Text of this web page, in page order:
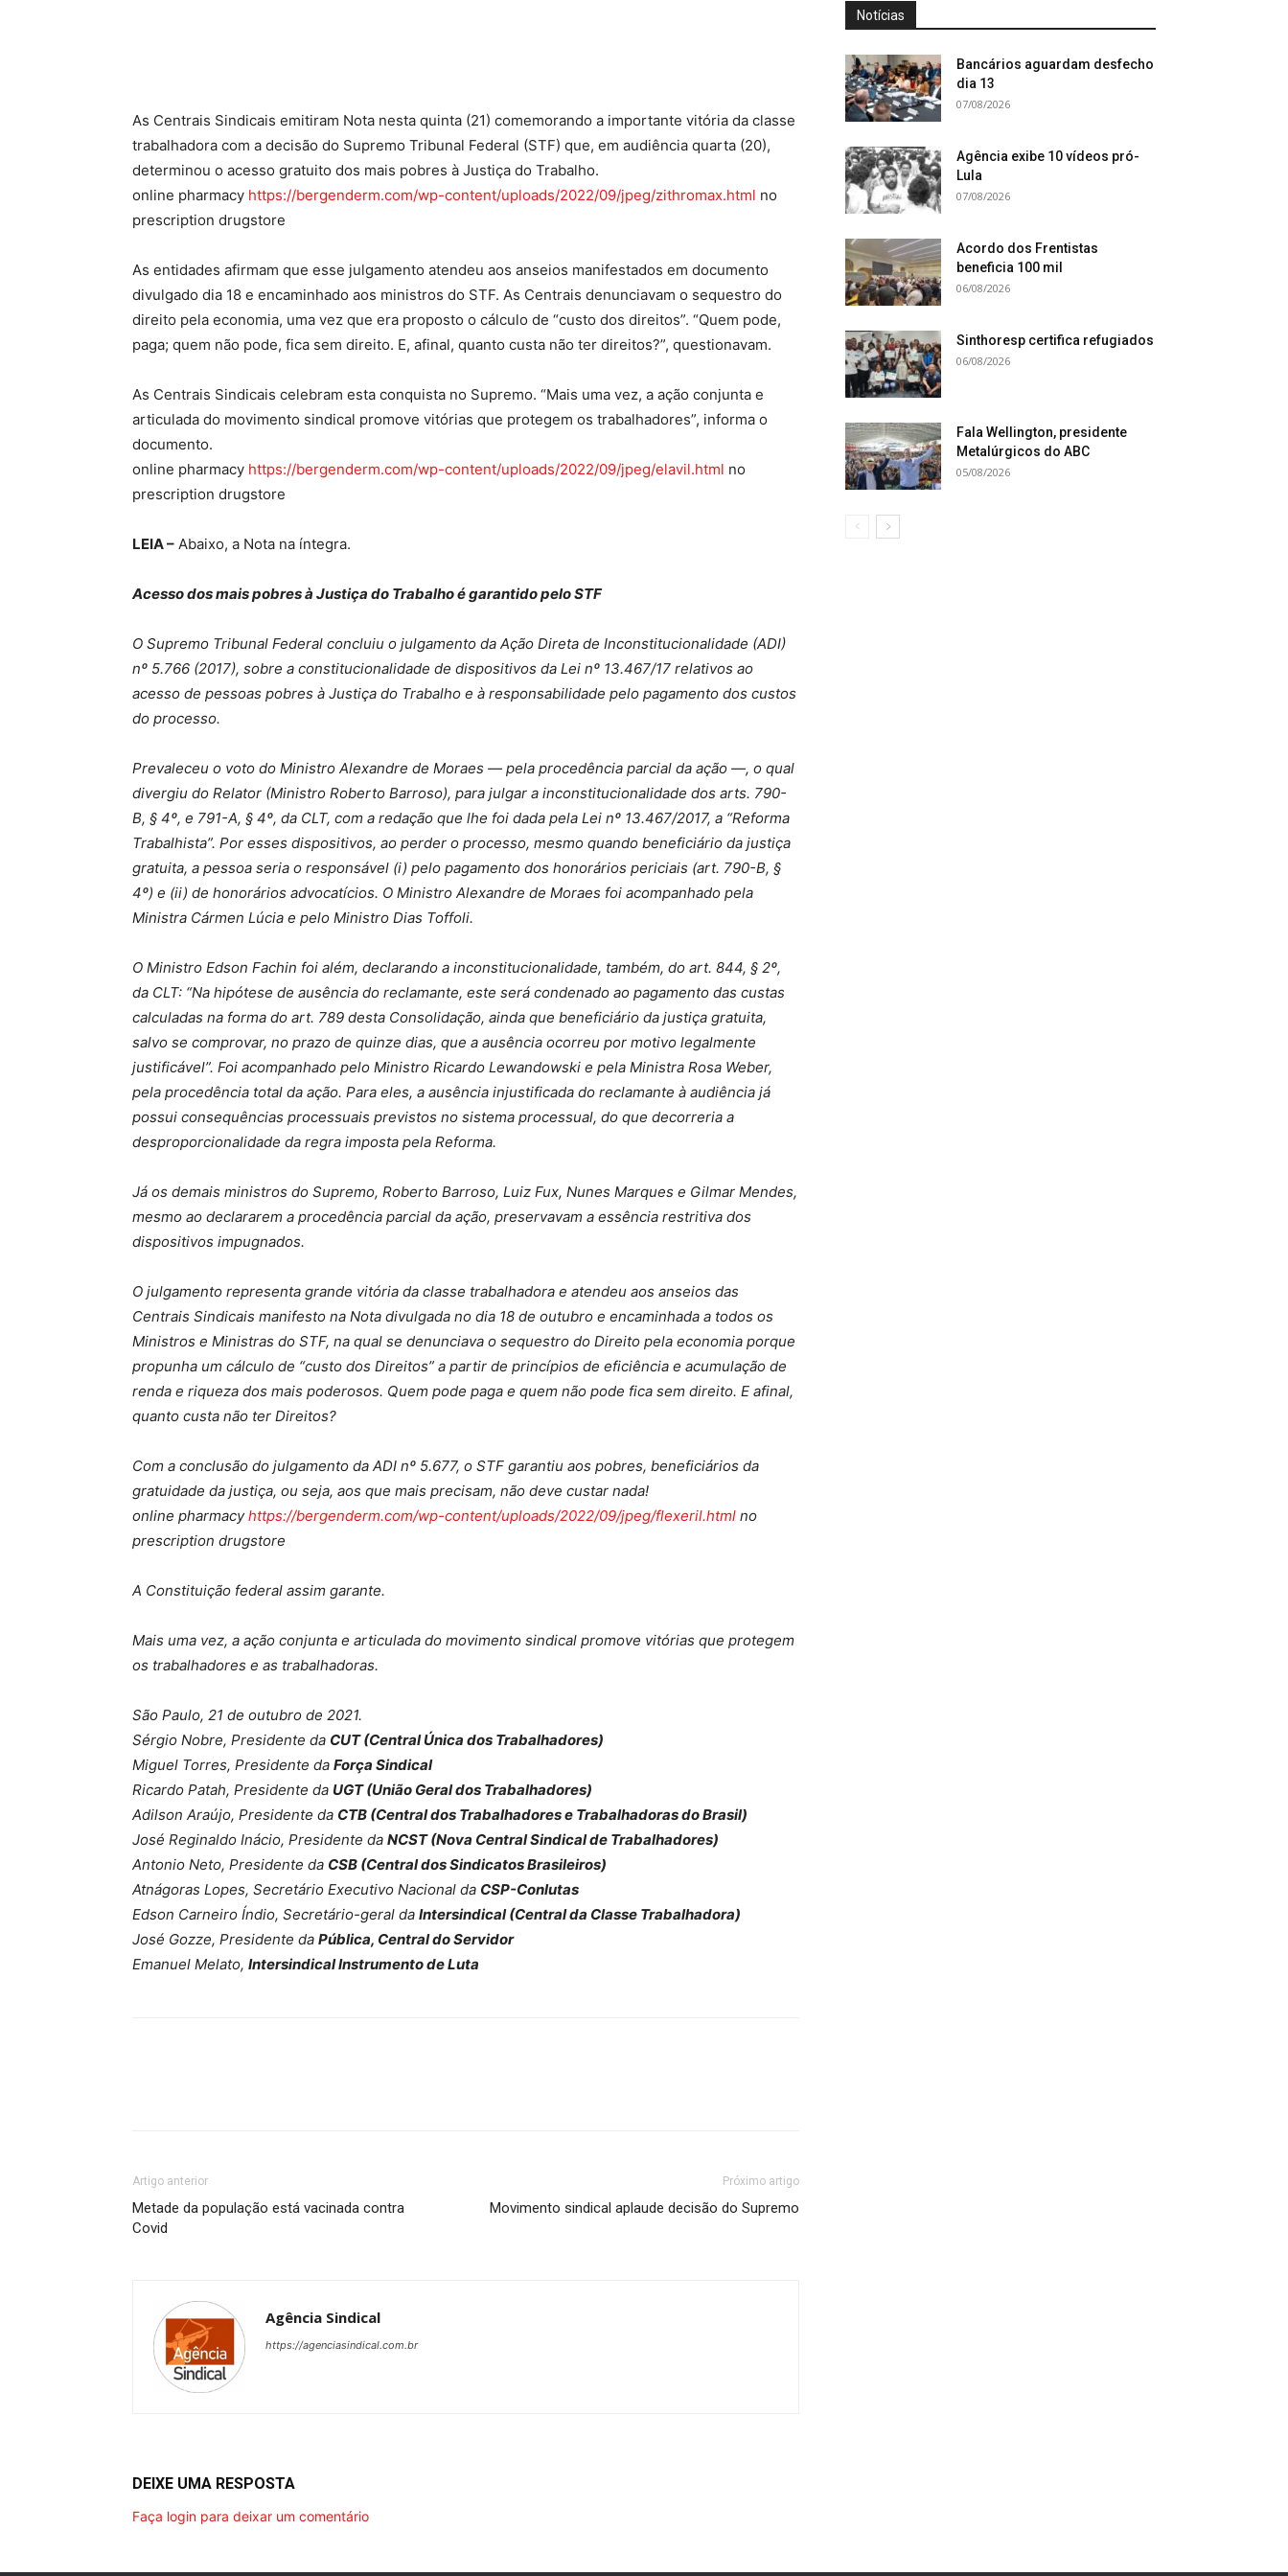
As Centrais Sindicais emitiram Nota nesta quinta (21) comemorando a importante vitória da classe
trabalhadora com a decisão do Supremo Tribunal Federal (STF) que, em audiência quarta (20),
determinou o acesso gratuito dos mais pobres à Justiça do Trabalho.
online pharmacy https://bergenderm.com/wp-content/uploads/2022/09/jpeg/zithromax.html no
prescription drugstore
As entidades afirmam que esse julgamento atendeu aos anseios manifestados em documento
divulgado dia 18 e encaminhado aos ministros do STF. As Centrais denunciavam o sequestro do
direito pela economia, uma vez que era proposto o cálculo de “custo dos direitos”. “Quem pode,
paga; quem não pode, fica sem direito. E, afinal, quanto custa não ter direitos?”, questionavam.
As Centrais Sindicais celebram esta conquista no Supremo. “Mais uma vez, a ação conjunta e
articulada do movimento sindical promove vitórias que protegem os trabalhadores”, informa o
documento.
online pharmacy https://bergenderm.com/wp-content/uploads/2022/09/jpeg/elavil.html no
prescription drugstore
LEIA – Abaixo, a Nota na íntegra.
Acesso dos mais pobres à Justiça do Trabalho é garantido pelo STF
O Supremo Tribunal Federal concluiu o julgamento da Ação Direta de Inconstitucionalidade (ADI)
nº 5.766 (2017), sobre a constitucionalidade de dispositivos da Lei nº 13.467/17 relativos ao
acesso de pessoas pobres à Justiça do Trabalho e à responsabilidade pelo pagamento dos custos
do processo.
Prevaleceu o voto do Ministro Alexandre de Moraes — pela procedência parcial da ação —, o qual
divergiu do Relator (Ministro Roberto Barroso), para julgar a inconstitucionalidade dos arts. 790-
B, § 4º, e 791-A, § 4º, da CLT, com a redação que lhe foi dada pela Lei nº 13.467/2017, a “Reforma
Trabalhista”. Por esses dispositivos, ao perder o processo, mesmo quando beneficiário da justiça
gratuita, a pessoa seria o responsável (i) pelo pagamento dos honorários periciais (art. 790-B, §
4º) e (ii) de honorários advocatícios. O Ministro Alexandre de Moraes foi acompanhado pela
Ministra Cármen Lúcia e pelo Ministro Dias Toffoli.
O Ministro Edson Fachin foi além, declarando a inconstitucionalidade, também, do art. 844, § 2º,
da CLT: “Na hipótese de ausência do reclamante, este será condenado ao pagamento das custas
calculadas na forma do art. 789 desta Consolidação, ainda que beneficiário da justiça gratuita,
salvo se comprovar, no prazo de quinze dias, que a ausência ocorreu por motivo legalmente
justificável”. Foi acompanhado pelo Ministro Ricardo Lewandowski e pela Ministra Rosa Weber,
pela procedência total da ação. Para eles, a ausência injustificada do reclamante à audiência já
possui consequências processuais previstos no sistema processual, do que decorreria a
desproporcionalidade da regra imposta pela Reforma.
Já os demais ministros do Supremo, Roberto Barroso, Luiz Fux, Nunes Marques e Gilmar Mendes,
mesmo ao declararem a procedência parcial da ação, preservavam a essência restritiva dos
dispositivos impugnados.
O julgamento representa grande vitória da classe trabalhadora e atendeu aos anseios das
Centrais Sindicais manifesto na Nota divulgada no dia 18 de outubro e encaminhada a todos os
Ministros e Ministras do STF, na qual se denunciava o sequestro do Direito pela economia porque
propunha um cálculo de “custo dos Direitos” a partir de princípios de eficiência e acumulação de
renda e riqueza dos mais poderosos. Quem pode paga e quem não pode fica sem direito. E afinal,
quanto custa não ter Direitos?
Com a conclusão do julgamento da ADI nº 5.677, o STF garantiu aos pobres, beneficiários da
gratuidade da justiça, ou seja, aos que mais precisam, não deve custar nada!
online pharmacyhttps://bergenderm.com/wp-content/uploads/2022/09/jpeg/flexeril.html no
prescription drugstore
A Constituição federal assim garante.
Mais uma vez, a ação conjunta e articulada do movimento sindical promove vitórias que protegem
os trabalhadores e as trabalhadoras.
São Paulo, 21 de outubro de 2021.
Sérgio Nobre, Presidente da CUT (Central Única dos Trabalhadores)
Miguel Torres, Presidente da Força Sindical
Ricardo Patah, Presidente da UGT (União Geral dos Trabalhadores)
Adilson Araújo, Presidente da CTB (Central dos Trabalhadores e Trabalhadoras do Brasil)
José Reginaldo Inácio, Presidente da NCST (Nova Central Sindical de Trabalhadores)
Antonio Neto, Presidente da CSB (Central dos Sindicatos Brasileiros)
Atnágoras Lopes, Secretário Executivo Nacional da CSP-Conlutas
Edson Carneiro Índio, Secretário-geral da Intersindical (Central da Classe Trabalhadora)
José Gozze, Presidente da Pública, Central do Servidor
Emanuel Melato, Intersindical Instrumento de Luta
Artigo anterior
Metade da população está vacinada contra
Covid
Próximo artigo
Movimento sindical aplaude decisão do Supremo
Agência Sindical
https://agenciasindical.com.br
DEIXE UMA RESPOSTA
Faça login para deixar um comentário
Notícias
Bancários aguardam desfecho
dia 13
07/08/2026
Agência exibe 10 vídeos pró-
Lula
07/08/2026
Acordo dos Frentistas
beneficia 100 mil
06/08/2026
Sinthoresp certifica refugiados
06/08/2026
Fala Wellington, presidente
Metalúrgicos do ABC
05/08/2026